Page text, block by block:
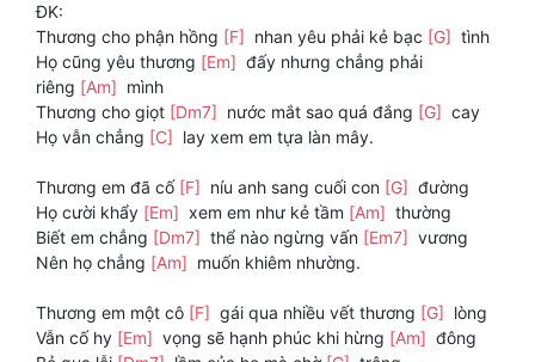
ĐK:
Thương cho phận hồng [F] nhan yêu phải kẻ bạc [G] tình
Họ cũng yêu thương [Em] đấy nhưng chẳng phải
riêng [Am] mình
Thương cho giọt [Dm7] nước mắt sao quá đắng [G] cay
Họ vẫn chẳng [C] lay xem em tựa làn mây.
Thương em đã cố [F] níu anh sang cuối con [G] đường
Họ cười khẩy [Em] xem em như kẻ tầm [Am] thường
Biết em chẳng [Dm7] thể nào ngừng vấn [Em7] vương
Nên họ chẳng [Am] muốn khiêm nhường.
Thương em một cô [F] gái qua nhiều vết thương [G] lòng
Vẫn cố hy [Em] vọng sẽ hạnh phúc khi hừng [Am] đông